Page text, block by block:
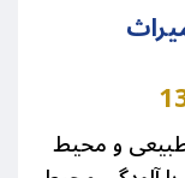
و محیط